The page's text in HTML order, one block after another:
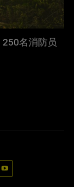
名消防员